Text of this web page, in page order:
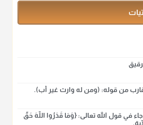
في الصلاة أصلاً صحيحاً يعتمد عليه من سنة
وسلّم، ولا من عمل الصحابة رضي الله
باب ما جاء في قول الله تعالى: {وَمَا قَدَرُوا اللَّهَ حَقَّ